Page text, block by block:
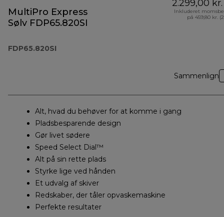
MultiPro Express
Sølv FDP65.820SI
FDP65.820SI
2.299,00 kr.
Inkluderet
på 459,80 kr.
Sammenlign
Alt, hvad du behøver for at komme i gang
Pladsbesparende design
Gør livet sødere
Speed Select Dial™
Alt på sin rette plads
Styrke lige ved hånden
Et udvalg af skiver
Redskaber, der tåler opvaskemaskine
Perfekte resultater